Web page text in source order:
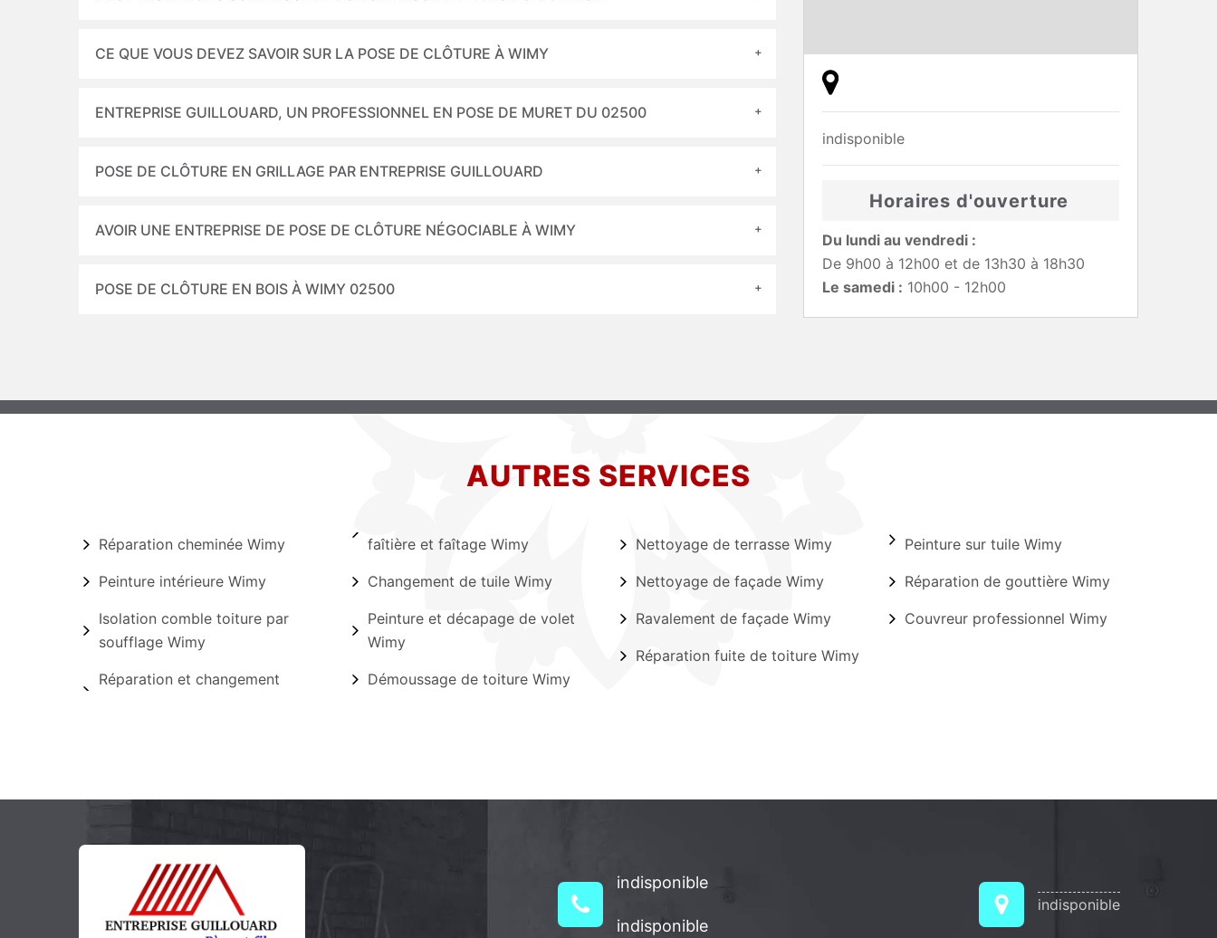
CE QUE VOUS DEVEZ SAVOIR SUR LA POSE DE CLÔTURE À WIMY
ENTREPRISE GUILLOUARD, UN PROFESSIONNEL EN POSE DE MURET DU 02500
POSE DE CLÔTURE EN GRILLAGE PAR ENTREPRISE GUILLOUARD
AVOIR UNE ENTREPRISE DE POSE DE CLÔTURE NÉGOCIABLE À WIMY
POSE DE CLÔTURE EN BOIS À WIMY 02500
indisponible
Horaires d'ouverture
Du lundi au vendredi :
De 9h00 à 12h00 et de 13h30 à 18h30
Le samedi : 10h00 - 12h00
AUTRES SERVICES
Réparation cheminée Wimy
Peinture intérieure Wimy
Isolation comble toiture par
soufflage Wimy
Réparation et changement
faîtière et faîtage Wimy
Changement de tuile Wimy
Peinture et décapage de volet
Wimy
Démoussage de toiture Wimy
Nettoyage de terrasse Wimy
Nettoyage de façade Wimy
Ravalement de façade Wimy
Réparation fuite de toiture Wimy
Peinture sur tuile Wimy
Réparation de gouttière Wimy
Couvreur professionnel Wimy
indisponible
indisponible
indisponible